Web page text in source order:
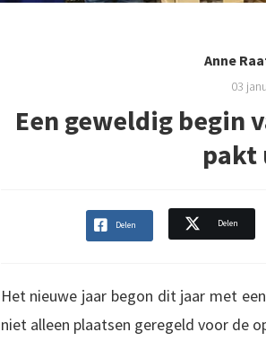
Anne
03
Een geweldig begin
pakt
Delen Delen
Het nieuwe jaar begon dit jaar met
niet alleen plaatsen geregeld voor de